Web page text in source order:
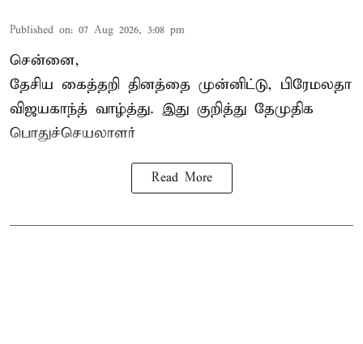
Published on: 07 Aug 2026, 3:08 pm
சென்னை,
தேசிய கைத்தறி தினத்தை முன்னிட்டு, பிரேமலதா
விஜயகாந்த் வாழ்த்து. இது குறித்து தேமுதிக
பொதுச்செயலாளர்
Read More